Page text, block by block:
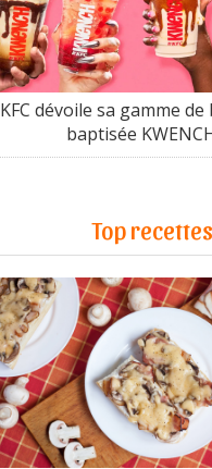
KFC dévoile sa gamme
baptisée
Top recettes